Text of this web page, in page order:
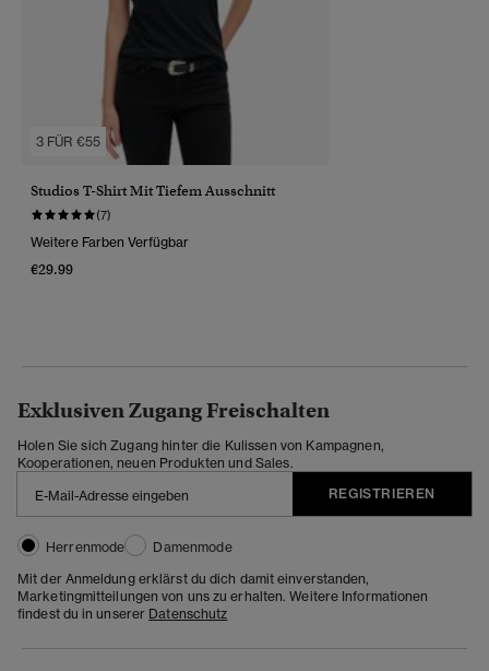
3 FÜR €55
Studios T-Shirt Mit Tiefem Ausschnitt
(7)
Weitere Farben Verfügbar
€29.99
Exklusiven Zugang Freischalten
Holen Sie sich Zugang hinter die Kulissen von Kampagnen,
Kooperationen, neuen Produkten und Sales.
REGISTRIEREN
Herrenmode
Damenmode
Mit der Anmeldung erklärst du dich damit einverstanden,
Marketingmitteilungen von uns zu erhalten. Weitere Informationen
findest du in unserer Datenschutz